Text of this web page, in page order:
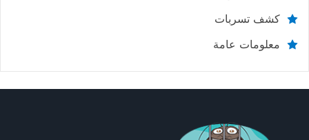
كشف تسربات
معلومات عامة